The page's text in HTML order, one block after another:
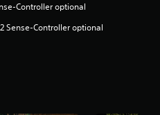
Controller optional
Sense-Controller optional